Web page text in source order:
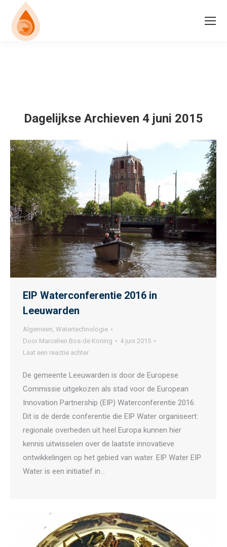
Dagelijkse Archieven 4 juni 2015
EIP Waterconferentie 2016 in
Leeuwarden
Algemeen, Watertechnologie
Door Marcelien Bos-de Koning
4 juni 2015
Laat een reactie achter
De gemeente Leeuwarden is door de Europese
Commissie uitgekozen als stad voor de European
Innovation Partnership (EIP) Waterconferentie 2016.
Dit is de derde conferentie die EIP Water organiseert:
regionale overheden uit heel Europa kunnen hier
kennis uitwisselen over de laatste innovatieve
ontwikkelingen op het gebied van water. EIP Water EIP
Water is een initiatief in…